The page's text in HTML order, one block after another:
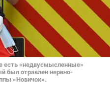
есть «недвусмысленные»
был отравлен нервно-
«Новичок».